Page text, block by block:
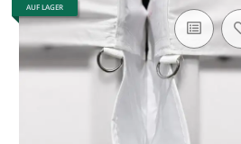
AUF LAGER